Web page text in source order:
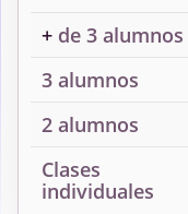
+ de 3 alumnos
3 alumnos
2 alumnos
Clases
individuales